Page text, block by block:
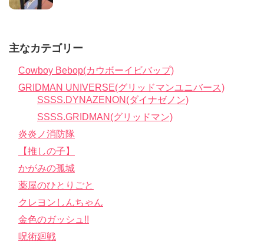
主なカテゴリー
Cowboy Bebop(カウボーイビバップ)
GRIDMAN UNIVERSE(グリッドマンユニバース)
SSSS.DYNAZENON(ダイナゼノン)
SSSS.GRIDMAN(グリッドマン)
炎炎ノ消防隊
【推しの子】
かがみの孤城
薬屋のひとりごと
クレヨンしんちゃん
金色のガッシュ!!
呪術廻戦